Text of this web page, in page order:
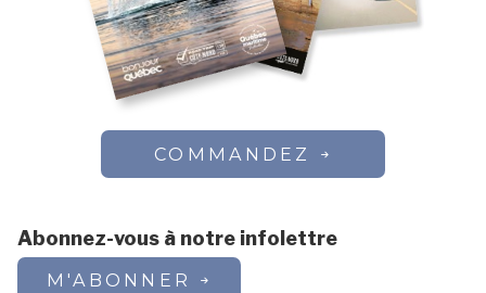
COMMANDEZ
Abonnez-vous à notre infolettre
M'ABONNER